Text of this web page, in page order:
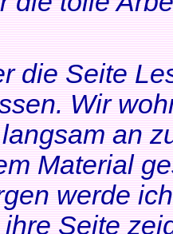
die Seite
Wir
an
Material
werde
Seite